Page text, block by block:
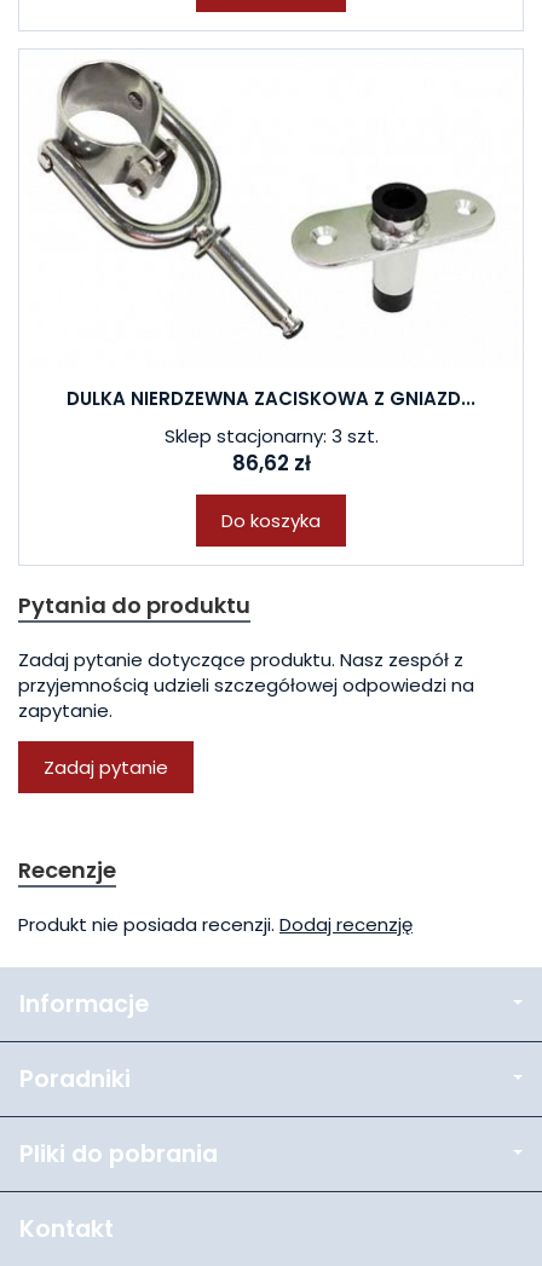
DULKA NIERDZEWNA ZACISKOWA Z GNIAZD...
Sklep stacjonarny: 3 szt.
86,62 zł
Do koszyka
Pytania do produktu
Zadaj pytanie dotyczące produktu. Nasz zespół z
przyjemnością udzieli szczegółowej odpowiedzi na
zapytanie.
Zadaj pytanie
Recenzje
Produkt nie posiada recenzji. Dodaj recenzję
Informacje
Poradniki
Pliki do pobrania
Kontakt